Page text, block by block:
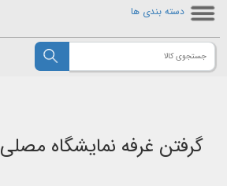
دسته بندی ها
گرفتن غرفه نمایشگاه مصلی